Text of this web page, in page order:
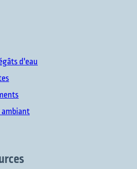
vous trouver ?
?
d'eau
ambiant